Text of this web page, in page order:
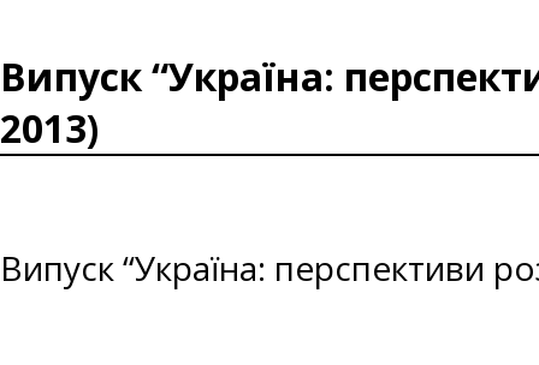
Випуск “Україна:
2013)
Випуск “Україна: перспективи